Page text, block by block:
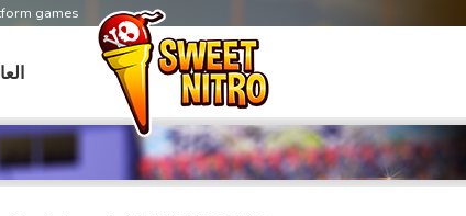
games